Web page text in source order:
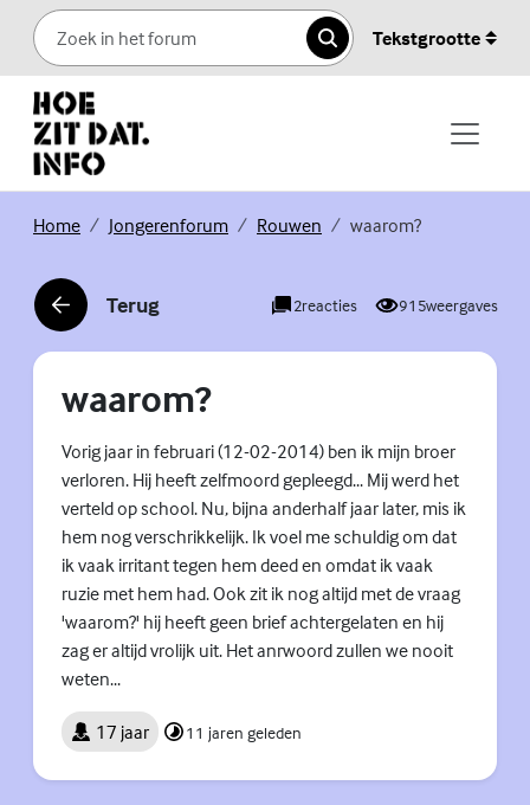
Skip to content
Zoeken
Tekstgrootte
Home(Externe link)
Jongerenforum(Externe link)
Rouwen (Externe link)
waarom?
Terug
(Externe link) 2reacties 915weergaves
waarom?
Vorig jaar in februari (12-02-2014) ben ik mijn broer
verloren. Hij heeft zelfmoord gepleegd... Mij werd het
verteld op school. Nu, bijna anderhalf jaar later, mis ik
hem nog verschrikkelijk. Ik voel me schuldig om dat
ik vaak irritant tegen hem deed en omdat ik vaak
ruzie met hem had. Ook zit ik nog altijd met de vraag
'waarom?' hij heeft geen brief achtergelaten en hij
zag er altijd vrolijk uit. Het anrwoord zullen we nooit
weten...
17 jaar 11 jaren geleden